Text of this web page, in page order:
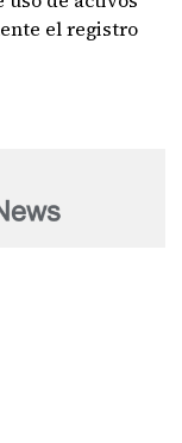
el registro